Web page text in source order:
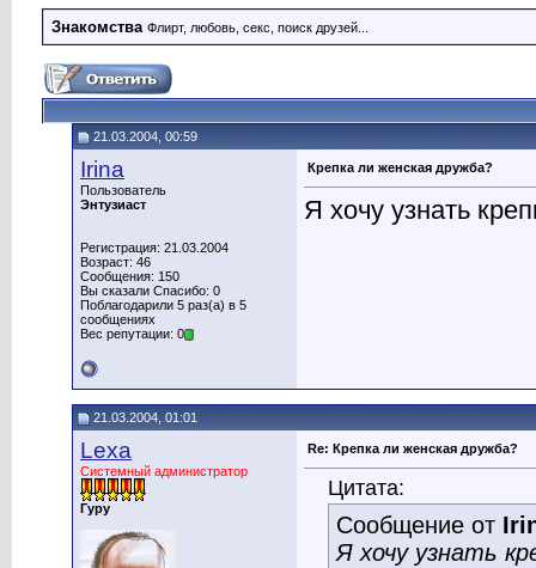
Знакомства Флирт, любовь, секс, поиск друзей...
21.03.2004, 00:59
Irina
Пользователь
Энтузиаст
Регистрация: 21.03.2004
Возраст: 46
Сообщения: 150
Вы сказали Спасибо: 0
Поблагодарили 5 раз(а) в 5
сообщениях
Вес репутации: 0
Крепка ли женская дружба?
Я хочу узнать
21.03.2004, 01:01
Lexa
Системный администратор
Гуру
Re: Крепка ли женская дружба?
Цитата:
Сообщение от
Я хочу узнать